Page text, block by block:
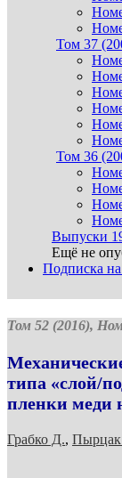
Том 37
Том 36
Выпуски
Ещё не
Подписка
Том 52 (2016),
типа «слой/
пленки меди
Грабко Д.,